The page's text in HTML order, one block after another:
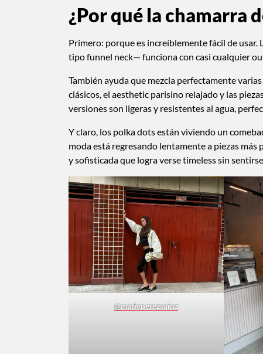
¿Por qué la chamarra
Primero: porque es increíblemente fácil de
tipo funnel neck— funciona con casi cualquier
También ayuda que mezcla perfectamente
clásicos, el aesthetic parisino relajado y las
versiones son ligeras y resistentes al agua,
Y claro, los polka dots están viviendo un
moda está regresando lentamente a piezas
y sofisticada que logra verse timeless sin
@marieperezsainz